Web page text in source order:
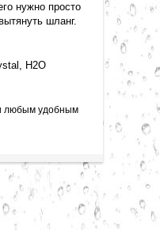
нужно просто
шланг.
H2O
любым удобным